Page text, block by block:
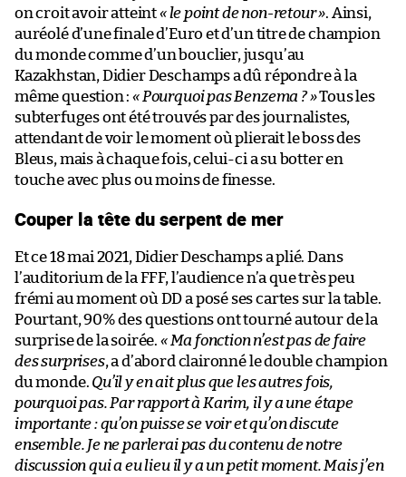
on croit avoir atteint« le point de non-retour ». Ainsi,
auréolé d’une finale d’Euro et d’un titre de champion
du monde comme d’un bouclier, jusqu’au
Kazakhstan, Didier Deschamps a dû répondre à la
même question :« Pourquoi pas Benzema ? »Tous les
subterfuges ont été trouvés par des journalistes,
attendant de voir le moment où plierait le boss des
Bleus, mais à chaque fois, celui-ci a su botter en
touche avec plus ou moins de finesse.
Couper la tête du serpent de mer
Et ce 18 mai 2021, Didier Deschamps a plié. Dans
l’auditorium de la FFF, l’audience n’a que très peu
frémi au moment où DD a posé ses cartes sur la table.
Pourtant, 90% des questions ont tourné autour de la
surprise de la soirée. « Ma fonction n’est pas de faire
des surprises, a d’abord claironné le double champion
du monde. Qu’il y en ait plus que les autres fois,
pourquoi pas. Par rapport à Karim, il y a une étape
importante : qu’on puisse se voir et qu’on discute
ensemble. Je ne parlerai pas du contenu de notre
discussion qui a eu lieu il y a un petit moment. Mais j’en